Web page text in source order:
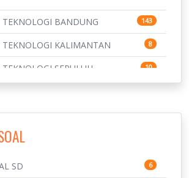
BANDUNG 143
KALIMANTAN 8
SEPULUH
10
3
SD 6